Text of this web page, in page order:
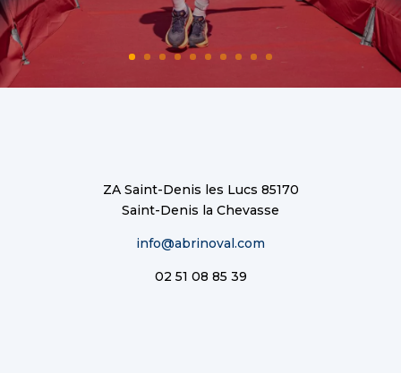
ZA Saint-Denis les Lucs 85170
Saint-Denis la Chevasse
info@abrinoval.com
02 51 08 85 39